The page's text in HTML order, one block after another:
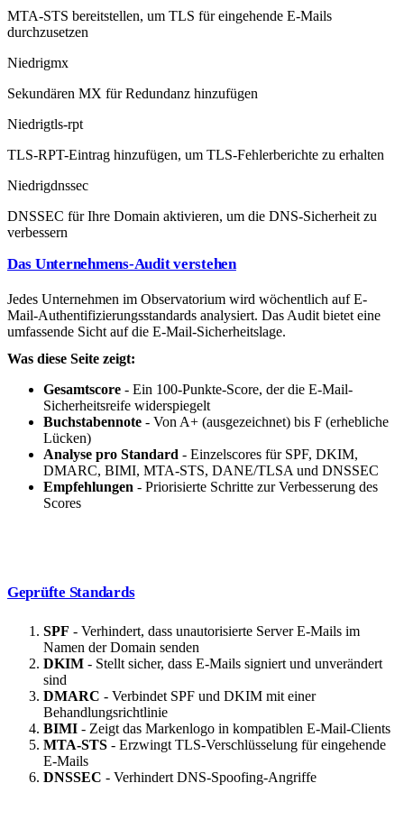
MTA-STS bereitstellen, um TLS für eingehende E-Mails
durchzusetzen
Niedrigmx
Sekundären MX für Redundanz hinzufügen
Niedrigtls-rpt
TLS-RPT-Eintrag hinzufügen, um TLS-Fehlerberichte zu erhalten
Niedrigdnssec
DNSSEC für Ihre Domain aktivieren, um die DNS-Sicherheit zu
verbessern
Das Unternehmens-Audit verstehen
Jedes Unternehmen im Observatorium wird wöchentlich auf E-
Mail-Authentifizierungsstandards analysiert. Das Audit bietet eine
umfassende Sicht auf die E-Mail-Sicherheitslage.
Was diese Seite zeigt:
Gesamtscore - Ein 100-Punkte-Score, der die E-Mail-
Sicherheitsreife widerspiegelt
Buchstabennote - Von A+ (ausgezeichnet) bis F (erhebliche
Lücken)
Analyse pro Standard - Einzelscores für SPF, DKIM,
DMARC, BIMI, MTA-STS, DANE/TLSA und DNSSEC
Empfehlungen - Priorisierte Schritte zur Verbesserung des
Scores
Geprüfte Standards
SPF - Verhindert, dass unautorisierte Server E-Mails im
Namen der Domain senden
DKIM - Stellt sicher, dass E-Mails signiert und unverändert
sind
DMARC - Verbindet SPF und DKIM mit einer
Behandlungsrichtlinie
BIMI - Zeigt das Markenlogo in kompatiblen E-Mail-Clients
MTA-STS - Erzwingt TLS-Verschlüsselung für eingehende
E-Mails
DNSSEC - Verhindert DNS-Spoofing-Angriffe